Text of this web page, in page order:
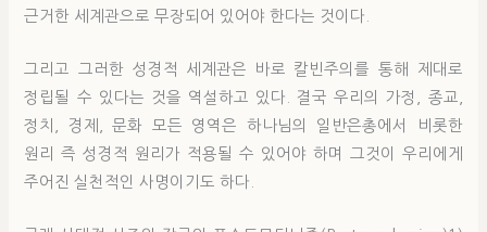
근거한 세계관으로 무장되어 있어야 한다는 것이다.
그리고 그러한 성경적 세계관은 바로 칼빈주의를 통해 제대로
정립될 수 있다는 것을 역설하고 있다. 결국 우리의 가정, 종교,
정치, 경제, 문화 모든 영역은 하나님의 일반은총에서 비롯한
원리 즉 성경적 원리가 적용될 수 있어야 하며 그것이 우리에게
주어진 실천적인 사명이기도 하다.